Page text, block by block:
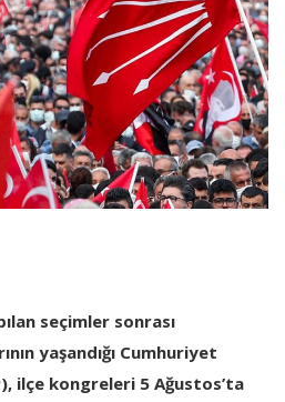
seçimler sonrası
yaşandığı Cumhuriyet
ilçe kongreleri 5 Ağustos’ta